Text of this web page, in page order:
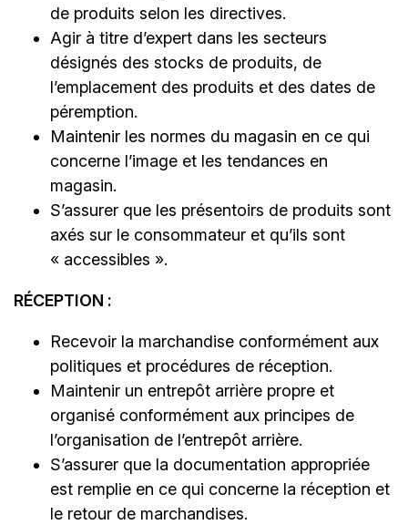
de produits selon les directives.
Agir à titre d’expert dans les secteurs
désignés des stocks de produits, de
l’emplacement des produits et des dates de
péremption.
Maintenir les normes du magasin en ce qui
concerne l’image et les tendances en
magasin.
S’assurer que les présentoirs de produits sont
axés sur le consommateur et qu’ils sont
« accessibles ».
RÉCEPTION :
Recevoir la marchandise conformément aux
politiques et procédures de réception.
Maintenir un entrepôt arrière propre et
organisé conformément aux principes de
l’organisation de l’entrepôt arrière.
S’assurer que la documentation appropriée
est remplie en ce qui concerne la réception et
le retour de marchandises.